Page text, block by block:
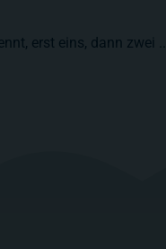
erst eins, dann zwei ....